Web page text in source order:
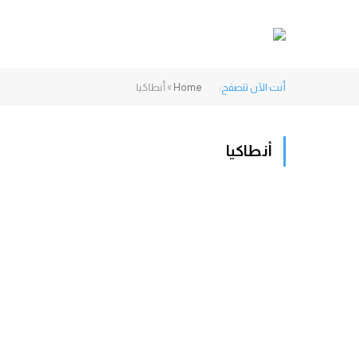
أنت الآن تتصفح: Home
» أنطاكيا
أنطاكيا